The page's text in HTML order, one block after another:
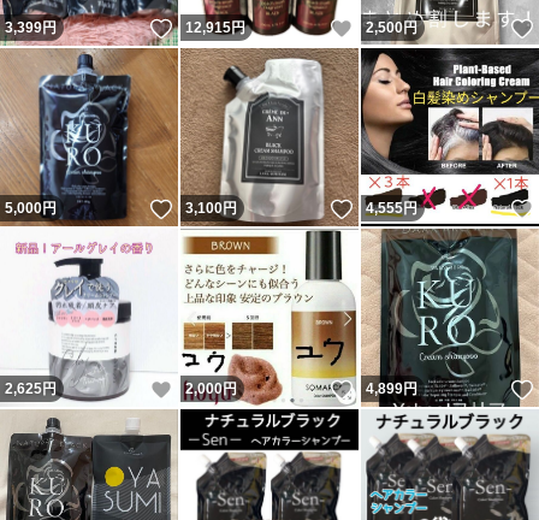
3,399円 いいね！
12,915円 いいね！
2,500円
5,000円 いいね！
3,100円 いいね！
4,555円
2,625円 いいね！
2,000円 いいね！
4,899円